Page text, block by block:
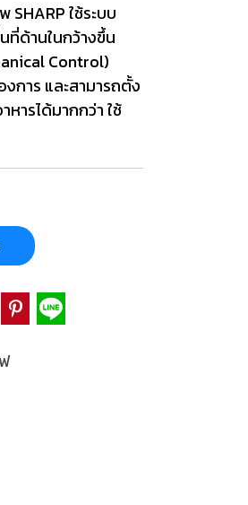
SHARP ใช้ระบบ
ที่ด้านในกว้างขึ้น
Control)
การ และสามารถตั้ง
ารได้มากกว่า ใช้